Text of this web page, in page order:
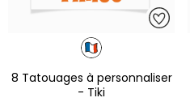
8 Tatouages à personnaliser
- Tiki